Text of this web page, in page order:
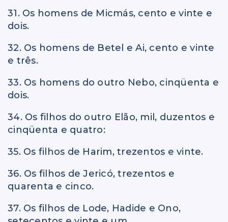
31. Os homens de Micmás, cento e vinte e
dois.
32. Os homens de Betel e Ai, cento e vinte
e três.
33. Os homens do outro Nebo, cinqüenta e
dois.
34. Os filhos do outro Elão, mil, duzentos e
cinqüenta e quatro:
35. Os filhos de Harim, trezentos e vinte.
36. Os filhos de Jericó, trezentos e
quarenta e cinco.
37. Os filhos de Lode, Hadide e Ono,